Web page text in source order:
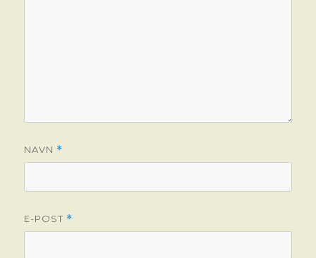
NAVN *
E-POST *